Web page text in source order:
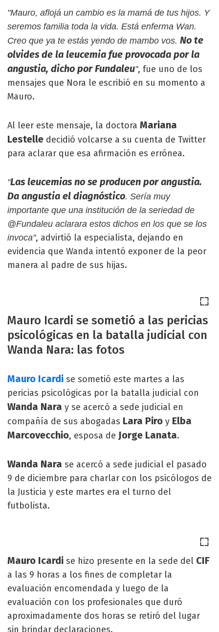
"Mauro, aflojá un cambio es la mamá de tus hijos. Y
seremos familia toda la vida. Está enferma Wan.
Creo que ya te estás yendo de mambo vos. No te
olvides de la leucemia fue provocada por la
angustia, dicho por Fundaleu", fue uno de los
mensajes que Nora le escribió en su momento a
Mauro.
Al leer este mensaje, la doctora Mariana
Lestelle decidió volcarse a su cuenta de Twitter
para aclarar que esa afirmación es errónea.
"Las leucemias no se producen por angustia.
Da angustia el diagnóstico. Sería muy
importante que una institución de la seriedad de
@Fundaleu aclarara estos dichos en los que se los
invoca", advirtió la especialista, dejando en
evidencia que Wanda intentó exponer de la peor
manera al padre de sus hijas.
Mauro Icardi se sometió a las pericias
psicológicas en la batalla judicial con
Wanda Nara: las fotos
Mauro Icardi se sometió este martes a las
pericias psicológicas por la batalla judicial con
Wanda Nara y se acercó a sede judicial en
compañía de sus abogadas Lara Piro y Elba
Marcovecchio, esposa de Jorge Lanata.
Wanda Nara se acercó a sede judicial el pasado
9 de diciembre para charlar con los psicólogos de
la Justicia y este martes era el turno del
futbolista.
Mauro Icardi se hizo presente en la sede del CIF
a las 9 horas a los fines de completar la
evaluación encomendada y luego de la
evaluación con los profesionales que duró
aproximadamente dos horas se retiró del lugar
sin brindar declaraciones.